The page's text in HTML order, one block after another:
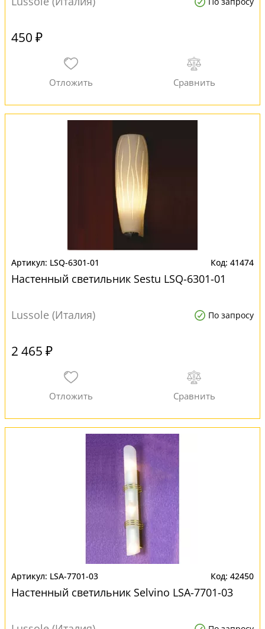
450 ₽
LSQ-6301-01 41474
Настенный светильник Sestu LSQ-6301-01
Lussole (Италия) По запросу
2 465 ₽
LSA-7701-03 42450
Настенный светильник Selvino LSA-7701-03